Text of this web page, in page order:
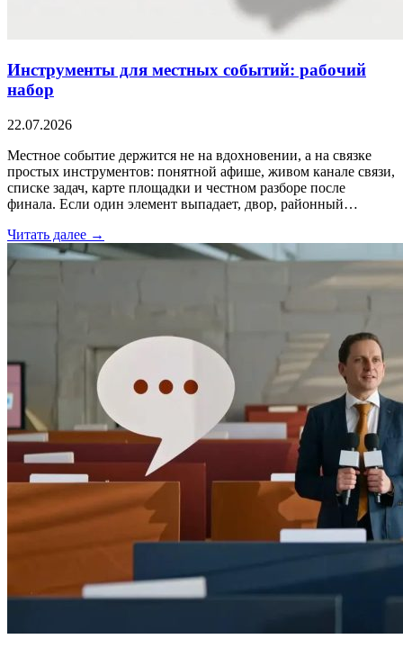
Инструменты для местных событий: рабочий
набор
22.07.2026
Местное событие держится не на вдохновении, а на связке
простых инструментов: понятной афише, живом канале связи,
списке задач, карте площадки и честном разборе после
финала. Если один элемент выпадает, двор, районный…
Читать далее →